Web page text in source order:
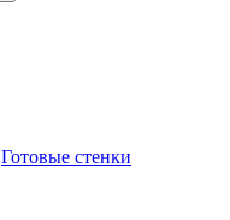
Готовые стенки